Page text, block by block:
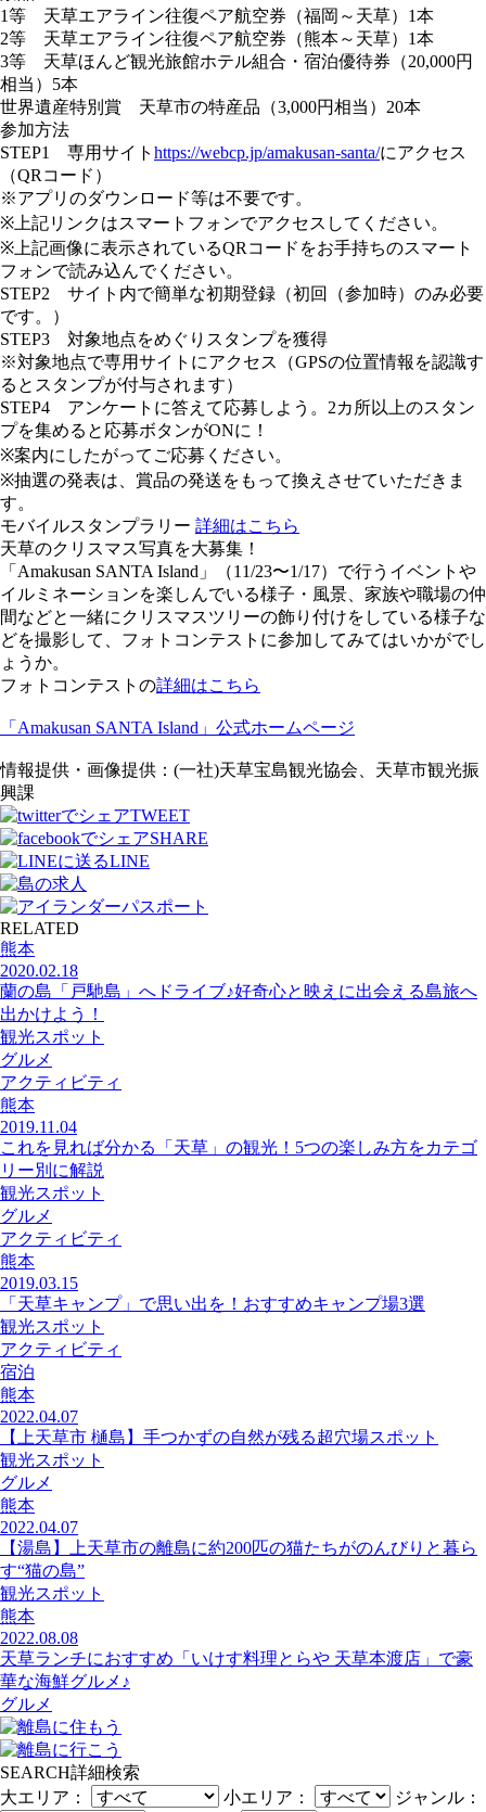
1等 天草エアライン往復ペア航空券（福岡～天草）1本
2等 天草エアライン往復ペア航空券（熊本～天草）1本
3等 天草ほんど観光旅館ホテル組合・宿泊優待券（20,000円
相当）5本
世界遺産特別賞 天草市の特産品（3,000円相当）20本
参加方法
STEP1 専用サイト https://webcp.jp/amakusan-santa/にアクセス
（QRコード）
※アプリのダウンロード等は不要です。
※上記リンクはスマートフォンでアクセスしてください。
※上記画像に表示されているQRコードをお手持ちのスマート
フォンで読み込んでください。
STEP2 サイト内で簡単な初期登録（初回（参加時）のみ必要
です。）
STEP3 対象地点をめぐりスタンプを獲得
※対象地点で専用サイトにアクセス（GPSの位置情報を認識す
るとスタンプが付与されます）
STEP4 アンケートに答えて応募しよう。2カ所以上のスタン
プを集めると応募ボタンがONに！
※案内にしたがってご応募ください。
※抽選の発表は、賞品の発送をもって換えさせていただきま
す。
モバイルスタンプラリー 詳細はこちら
天草のクリスマス写真を大募集！
「Amakusan SANTA Island」（11/23〜1/17）で行うイベントや
イルミネーションを楽しんでいる様子・風景、家族や職場の仲
間などと一緒にクリスマスツリーの飾り付けをしている様子な
どを撮影して、フォトコンテストに参加してみてはいかがでし
ょうか。
フォトコンテストの詳細はこちら
「Amakusan SANTA Island」公式ホームページ
情報提供・画像提供：(一社)天草宝島観光協会、天草市観光振
興課
TWEET
SHARE
LINE
RELATED
熊本
2020.02.18
蘭の島「戸馳島」へドライブ♪好奇心と映えに出会える島旅へ
出かけよう！
観光スポット
グルメ
アクティビティ
熊本
2019.11.04
これを見れば分かる「天草」の観光！5つの楽しみ方をカテゴ
リー別に解説
観光スポット
グルメ
アクティビティ
熊本
2019.03.15
「天草キャンプ」で思い出を！おすすめキャンプ場3選
観光スポット
アクティビティ
宿泊
熊本
2022.04.07
【上天草市 樋島】手つかずの自然が残る超穴場スポット
観光スポット
グルメ
熊本
2022.04.07
【湯島】上天草市の離島に約200匹の猫たちがのんびりと暮ら
す“猫の島”
観光スポット
熊本
2022.08.08
天草ランチにおすすめ「いけす料理とらや 天草本渡店」で豪
華な海鮮グルメ♪
グルメ
SEARCH詳細検索
大エリア：
小エリア：
ジャンル：